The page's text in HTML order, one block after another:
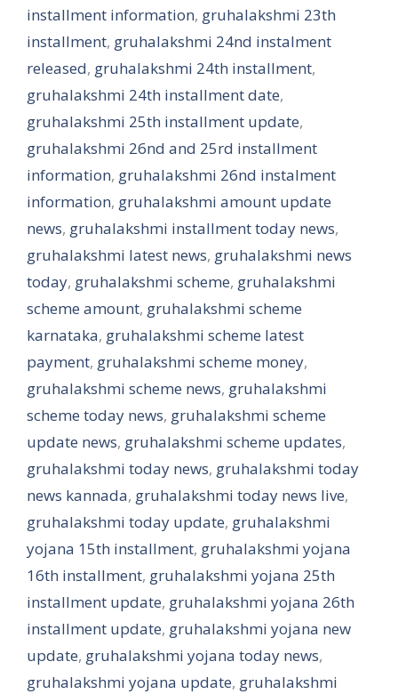
installment information, gruhalakshmi 23th
installment, gruhalakshmi 24nd instalment
released, gruhalakshmi 24th installment,
gruhalakshmi 24th installment date,
gruhalakshmi 25th installment update,
gruhalakshmi 26nd and 25rd installment
information, gruhalakshmi 26nd instalment
information, gruhalakshmi amount update
news, gruhalakshmi installment today news,
gruhalakshmi latest news, gruhalakshmi news
today, gruhalakshmi scheme, gruhalakshmi
scheme amount, gruhalakshmi scheme
karnataka, gruhalakshmi scheme latest
payment, gruhalakshmi scheme money,
gruhalakshmi scheme news, gruhalakshmi
scheme today news, gruhalakshmi scheme
update news, gruhalakshmi scheme updates,
gruhalakshmi today news, gruhalakshmi today
news kannada, gruhalakshmi today news live,
gruhalakshmi today update, gruhalakshmi
yojana 15th installment, gruhalakshmi yojana
16th installment, gruhalakshmi yojana 25th
installment update, gruhalakshmi yojana 26th
installment update, gruhalakshmi yojana new
update, gruhalakshmi yojana today news,
gruhalakshmi yojana update, gruhalakshmi